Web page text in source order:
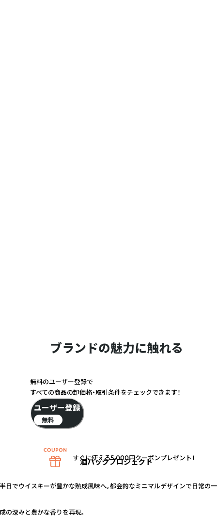
ブランドの魅力に触れる
酒ハックプロジェクト
日でウイスキーが豊かな熟成風味へ。都会的なミニマルデザインで日常の
深みと豊かな香りを再現。
無料のユーザー登録で
すべての商品の卸価格・取引条件をチェックできます！
ユーザー登録
無料
すぐに使える5,000円クーポンプレゼント！